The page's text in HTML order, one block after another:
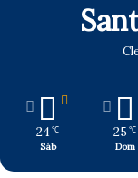
24 ℃
Sáb
25 ℃
Dom